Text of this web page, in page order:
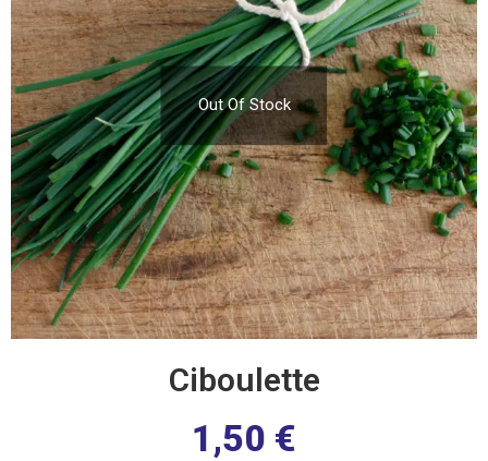
Out Of Stock
Ciboulette
1,50 €